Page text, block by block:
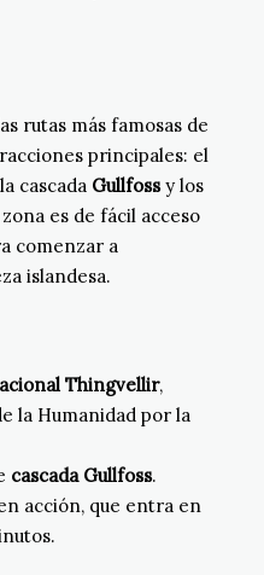
rutas más famosas de
principales: el
cascada Gullfossy los
es de fácil acceso
comenzar a
islandesa.
Thingvellir,
la Humanidad por la
cascada Gullfoss.
acción, que entra en